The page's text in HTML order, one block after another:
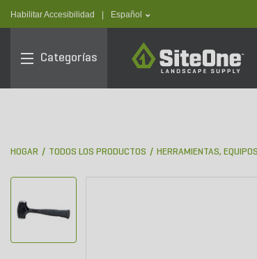
Habilitar Accesibilidad text.language
Español
Categorías
SiteOne
HOGAR TODOS LOS PRODUCTOS HERRAMIENTAS,